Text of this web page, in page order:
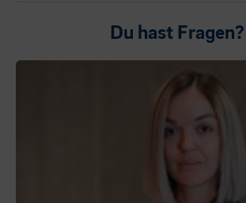
Du hast Fragen?